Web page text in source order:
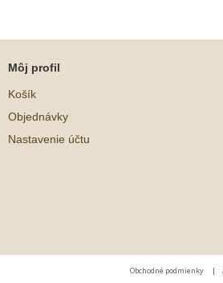
Môj profil
Košík
Objednávky
Nastavenie účtu
Obchodné podmienky |